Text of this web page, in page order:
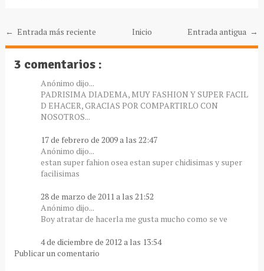
← Entrada más reciente Entrada antigua →
Inicio
3 comentarios :
Anónimo dijo...
PADRISIMA DIADEMA, MUY FASHION Y SUPER FACIL
D EHACER, GRACIAS POR COMPARTIRLO CON
NOSOTROS...
17 de febrero de 2009 a las 22:47
Anónimo dijo...
estan super fahion osea estan super chidisimas y super
facilisimas
28 de marzo de 2011 a las 21:52
Anónimo dijo...
Boy atratar de hacerla me gusta mucho como se ve
4 de diciembre de 2012 a las 13:54
Publicar un comentario